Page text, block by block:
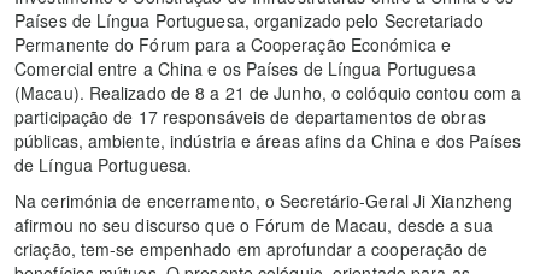
Países de Língua Portuguesa, organizado pelo Secretariado
Permanente do Fórum para a Cooperação Económica e
Comercial entre a China e os Países de Língua Portuguesa
(Macau). Realizado de 8 a 21 de Junho, o colóquio contou com a
participação de 17 responsáveis de departamentos de obras
públicas, ambiente, indústria e áreas afins da China e dos Países
de Língua Portuguesa.
Na cerimónia de encerramento, o Secretário‑Geral Ji Xianzheng
afirmou no seu discurso que o Fórum de Macau, desde a sua
criação, tem‑se empenhado em aprofundar a cooperação de